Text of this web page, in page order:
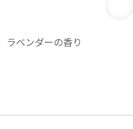
ベンダーの香り